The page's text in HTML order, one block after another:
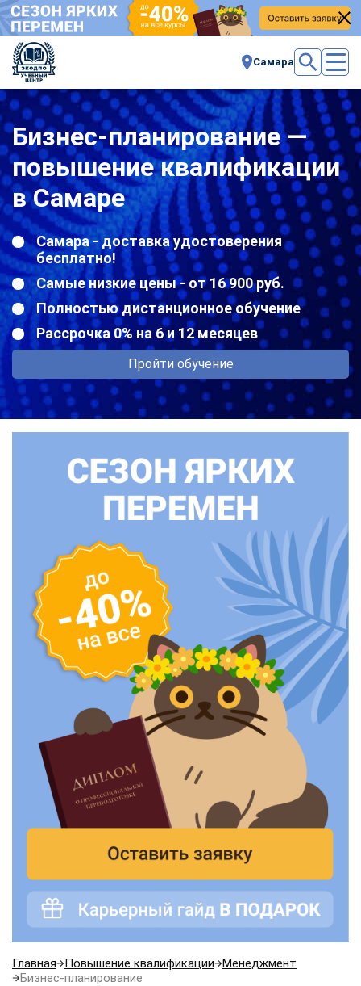
Самара
Бизнес-планирование —
повышение квалификации
в Самаре
Самара - доставка удостоверения
бесплатно!
Самые низкие цены - от 16 900 руб.
Полностью дистанционное обучение
Рассрочка 0% на 6 и 12 месяцев
Пройти обучение
Главная Повышение квалификации
Менеджмент
Бизнес-планирование